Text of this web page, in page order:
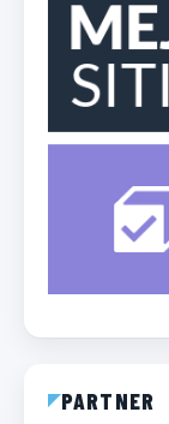
PARTNER